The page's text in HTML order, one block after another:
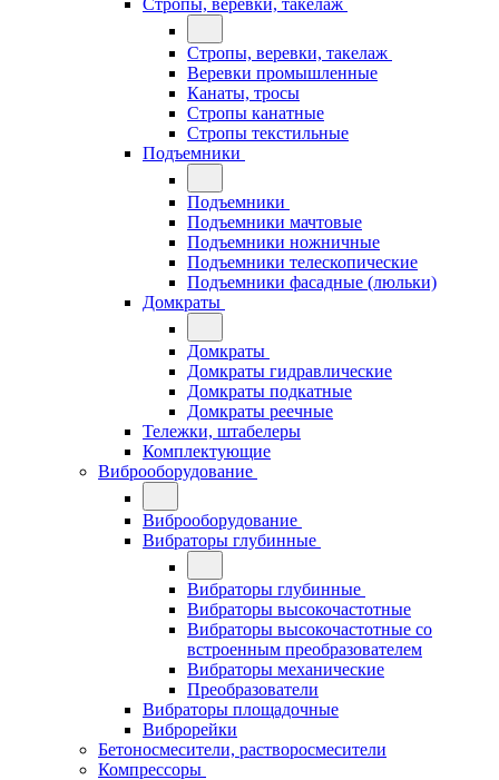
Стропы, веревки, такелаж
Веревки промышленные
Канаты, тросы
Стропы канатные
Стропы текстильные
Подъемники
Подъемники
Подъемники мачтовые
Подъемники ножничные
Подъемники телескопические
Подъемники фасадные (люльки)
Домкраты
Домкраты
Домкраты гидравлические
Домкраты подкатные
Домкраты реечные
Тележки, штабелеры
Комплектующие
Виброоборудование
Виброоборудование
Вибраторы глубинные
Вибраторы глубинные
Вибраторы высокочастотные
Вибраторы высокочастотные со
встроенным преобразователем
Вибраторы механические
Преобразователи
Вибраторы площадочные
Виброрейки
Бетоносмесители, растворосмесители
Компрессоры